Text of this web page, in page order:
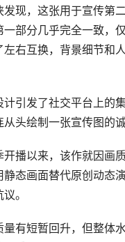
现，这张用于宣传第二
部分几乎完全一致，
左右互换，背景细节和
引发了社交平台上的
头绘制一张宣传图的诚
开播以来，该作就因画
态画面替代原创动态
。
量有短暂回升，但整体